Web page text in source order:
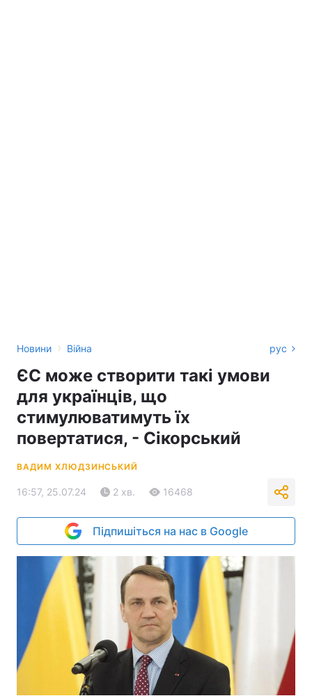
Новини › Війна рус
ЄС може створити такі умови
для українців, що
стимулюватимуть їх
повертатися, - Сікорський
ВАДИМ ХЛЮДЗИНСЬКИЙ
16:57, 25.07.24 2 хв. 16468
Підпишіться на нас в Google